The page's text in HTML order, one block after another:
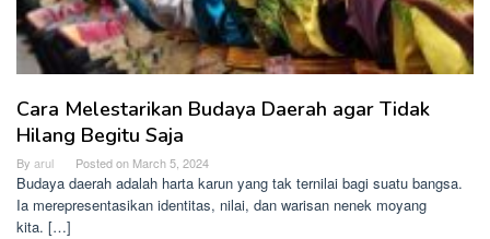
Cara Melestarikan Budaya Daerah agar Tidak
Hilang Begitu Saja
By arul Posted on March 5, 2024
Budaya daerah adalah harta karun yang tak ternilai bagi suatu bangsa.
Ia merepresentasikan identitas, nilai, dan warisan nenek moyang
kita. […]